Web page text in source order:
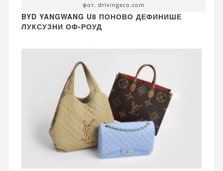
фот. drivingeco.com
BYD YANGWANG U8 ПОНОВО ДЕФИНИШЕ
ЛУКСУЗНИ ОФ-РОУД